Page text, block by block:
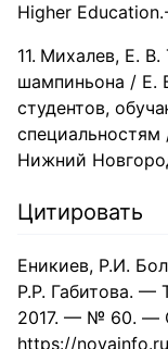
Higher
Михалев, Е. В.
шампиньона / Е.
студентов,
специальностям
Нижний
Цитировать
Еникиев, Р.И.
Р.Р. Габитова. —
2017. — № 60. —
https://